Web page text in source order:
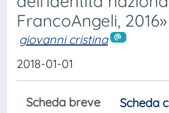
FrancoAngeli, 2016»
giovanni cristina
2018-01-01
Scheda breve Scheda